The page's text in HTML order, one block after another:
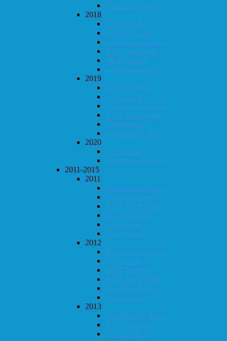
Høstturneringen
2018
Vår-konrad
KM i lynsjakk
Klubbmesterskapet
KM i hurtigsjakk
Høst-konrad
Høstturneringen
2019
KM i lynsjakk
Vår-konrad
Klubbmesterskapet
KM i Hurtigsjakk
Høst-konrad
Høstturneringen
2020
Vår-konrad
Klubbmesterskapet
2011-2015
2011
Klubbmesterskapet
Høstturneringen
KM i hurtigsjakk
KM i lynsjakk
Vår-konrad
Høst-konrad
2012
Klubbmesterskapet
Vår-konrad
KM i lynsjakk
KM i hurtigsjakk
Høstturneringen
Høst-konrad
2013
Klubbmesterskapet
KM i lynsjakk
Vår-konrad